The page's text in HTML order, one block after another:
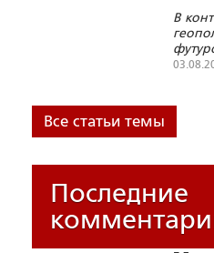
В
в
Все статьи темы
Последние